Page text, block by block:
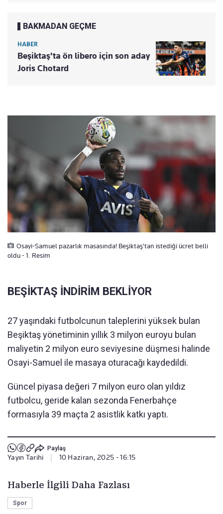
BAKMADAN GEÇME
HABER
Beşiktaş'ta ön libero için son aday
Joris Chotard
Osayi-Samuel pazarlık masasında! Beşiktaş'tan istediği ücret belli
oldu - 1. Resim
BEŞİKTAŞ İNDİRİM BEKLİYOR
27 yaşındaki futbolcunun taleplerini yüksek bulan
Beşiktaş yönetiminin yıllık 3 milyon euroyu bulan
maliyetin 2 milyon euro seviyesine düşmesi halinde
Osayi-Samuel ile masaya oturacağı kaydedildi.
Güncel piyasa değeri 7 milyon euro olan yıldız
futbolcu, geride kalan sezonda Fenerbahçe
formasıyla 39 maçta 2 asistlik katkı yaptı.
Paylaş
Yayın Tarihi 10 Haziran, 2025 - 16:15
Haberle İlgili Daha Fazlası
Spor